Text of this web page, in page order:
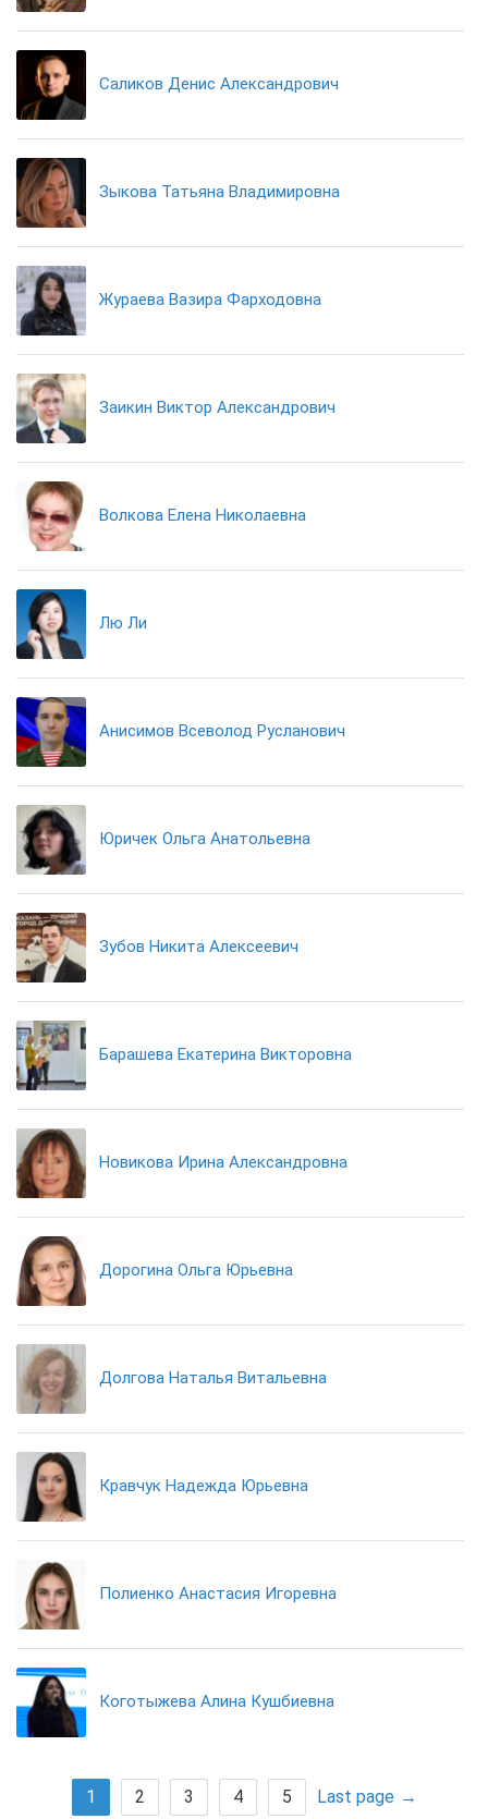
Саликов Денис Александрович
Зыкова Татьяна Владимировна
Жураева Вазира Фарходовна
Заикин Виктор Александрович
Волкова Елена Николаевна
Лю Ли
Анисимов Всеволод Русланович
Юричек Ольга Анатольевна
Зубов Никита Алексеевич
Барашева Екатерина Викторовна
Новикова Ирина Александровна
Дорогина Ольга Юрьевна
Долгова Наталья Витальевна
Кравчук Надежда Юрьевна
Полиенко Анастасия Игоревна
Коготыжева Алина Кушбиевна
1 2 3 4 5 Last page